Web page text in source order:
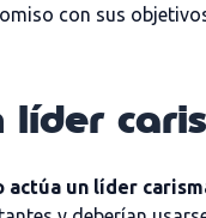
con sus
líder
actúa un líder